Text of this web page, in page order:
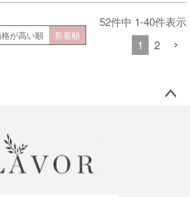
が高い順 新着順
52件中 1-40件表示
1
2